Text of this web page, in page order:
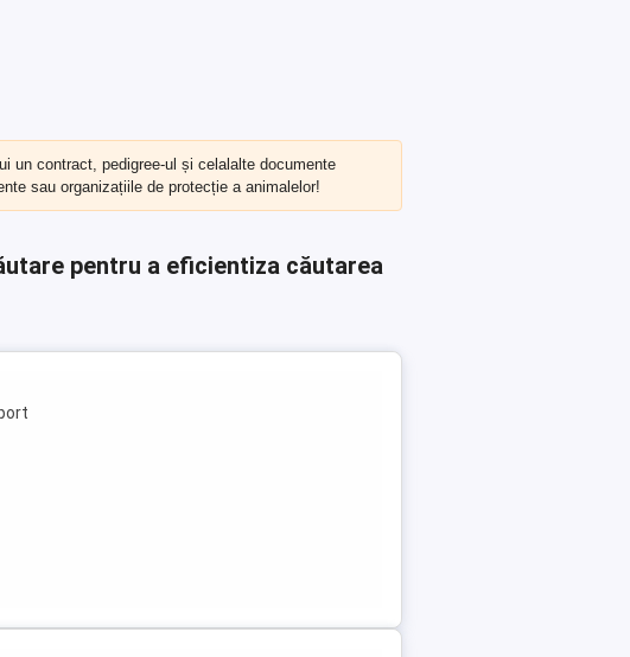
un contract, pedigree-ul și celalalte documente
sau organizațiile de protecție a animalelor!
pentru a eficientiza căutarea